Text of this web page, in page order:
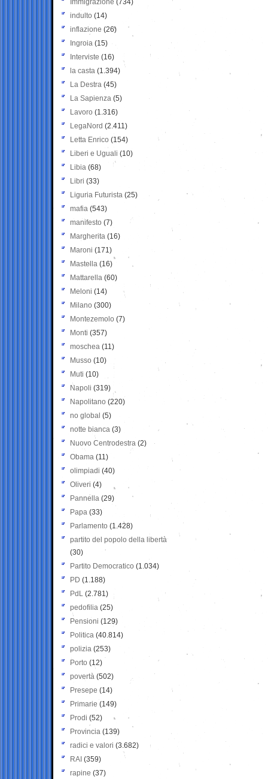
Immigrazione (734)
indulto (14)
inflazione (26)
Ingroia (15)
Interviste (16)
la casta (1.394)
La Destra (45)
La Sapienza (5)
Lavoro (1.316)
LegaNord (2.411)
Letta Enrico (154)
Liberi e Uguali (10)
Libia (68)
Libri (33)
Liguria Futurista (25)
mafia (543)
manifesto (7)
Margherita (16)
Maroni (171)
Mastella (16)
Mattarella (60)
Meloni (14)
Milano (300)
Montezemolo (7)
Monti (357)
moschea (11)
Musso (10)
Muti (10)
Napoli (319)
Napolitano (220)
no global (5)
notte bianca (3)
Nuovo Centrodestra (2)
Obama (11)
olimpiadi (40)
Oliveri (4)
Pannella (29)
Papa (33)
Parlamento (1.428)
partito del popolo della libertà
(30)
Partito Democratico (1.034)
PD (1.188)
PdL (2.781)
pedofilia (25)
Pensioni (129)
Politica (40.814)
polizia (253)
Porto (12)
povertà (502)
Presepe (14)
Primarie (149)
Prodi (52)
Provincia (139)
radici e valori (3.682)
RAI (359)
rapine (37)